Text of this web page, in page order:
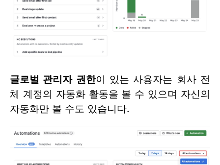
글로벌 관리자 권한이 있는 사용자는 회사 전
체 계정의 자동화 활동을 볼 수 있으며 자신의
자동화만 볼 수도 있습니다.